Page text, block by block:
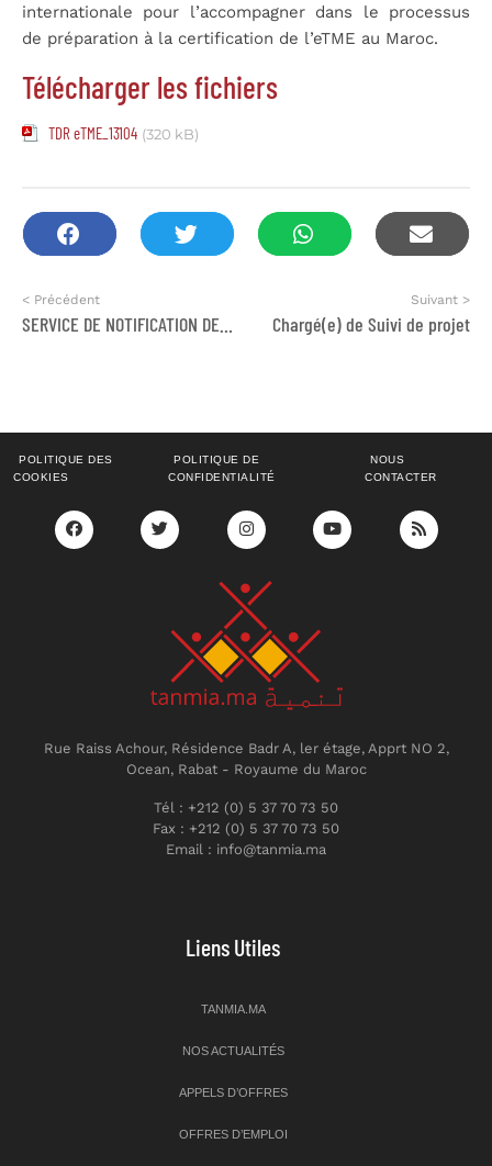
internationale pour l’accompagner dans le processus
de préparation à la certification de l’eTME au Maroc.
Télécharger les fichiers
TDR eTME_13104 (320 kB)
< Précédent Suivant >
Chargé(e) de Suivi de projet
POLITIQUE DES
COOKIES
POLITIQUE DE
CONFIDENTIALITÉ
NOUS
CONTACTER
Rue Raiss Achour, Résidence Badr A, ler étage, Apprt NO 2,
Ocean, Rabat - Royaume du Maroc
Tél : +212 (0) 5 37 70 73 50
Fax : +212 (0) 5 37 70 73 50
Email : info@tanmia.ma
Liens Utiles
TANMIA.MA
NOS ACTUALITÉS
APPELS D’OFFRES
OFFRES D’EMPLOI